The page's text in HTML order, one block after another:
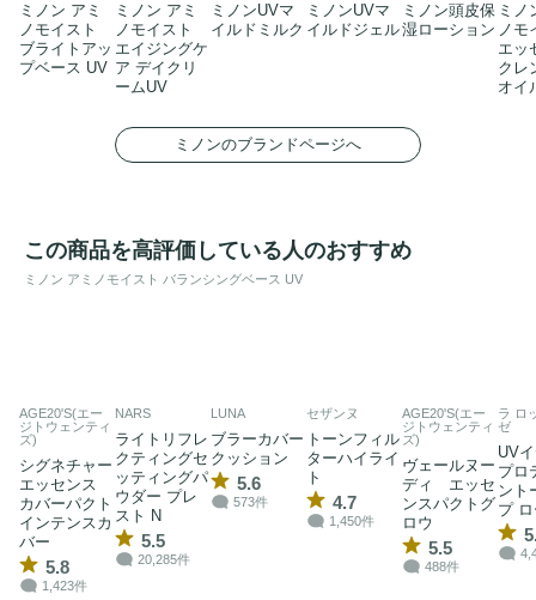
ミノン アミ
ノモイスト
ブライトアッ
プベース UV
ミノン アミ
ノモイスト
エイジングケ
ア デイクリ
ームUV
ミノンUVマ
イルドミルク
ミノンUVマ
イルドジェル
ミノン頭皮保
湿ローション
ミノ
ノモ
エッ
クレ
オイ
ミノンのブランドページへ
この商品を高評価している人のおすすめ
ミノン アミノモイスト バランシングベース UV
AGE20'S(エー
ジトウェンティ
ズ)
シグネチャー
エッセンス
カバーパクト
インテンスカ
バー
5.8
1,423件
NARS
ライトリフレ
クティングセ
ッティングパ
ウダー プレ
スト N
5.5
20,285件
LUNA
ブラーカバー
クッション
5.6
573件
セザンヌ
トーンフィル
ターハイライ
ト
4.7
1,450件
AGE20'S(エー
ジトウェンティ
ズ)
ヴェールヌー
ディ エッセ
ンスパクトグ
ロウ
5.5
488件
ラ ロ
ゼ
UV
プロ
ント
プ